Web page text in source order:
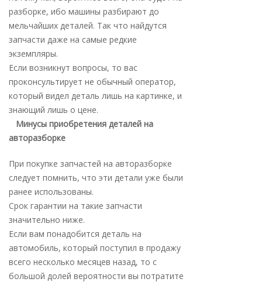
разборке, ибо машины разбирают до
мельчайших деталей. Так что найдутся
запчасти даже на самые редкие
экземпляры.
Если возникнут вопросы, то вас
проконсультирует не обычный оператор,
который видел деталь лишь на картинке, и
знающий лишь о цене.
Минусы приобретения деталей на
авторазборке
При покупке запчастей на авторазборке
следует помнить, что эти детали уже были
ранее использованы.
Срок гарантии на такие запчасти
значительно ниже.
Если вам понадобится деталь на
автомобиль, который поступил в продажу
всего несколько месяцев назад, то с
большой долей вероятности вы потратите